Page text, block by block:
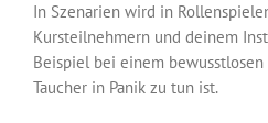
In Szenarien wird in
Kursteilnehmern und deinem
Beispiel bei einem bewusstlosen
Taucher in Panik zu tun ist.